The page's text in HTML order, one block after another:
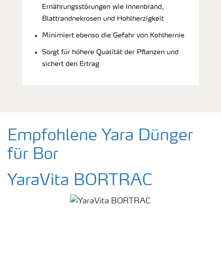
Ernährungsstörungen wie Innenbrand,
Blattrandnekrosen und Hohlherzigkeit
Minimiert ebenso die Gefahr von Kohlhernie
Sorgt für höhere Qualität der Pflanzen und
sichert den Ertrag
Empfohlene Yara Dünger
für Bor
YaraVita BORTRAC